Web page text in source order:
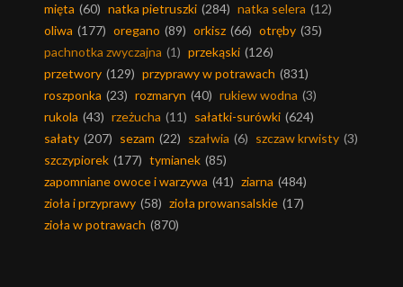
mięta (60) natka pietruszki (284) natka selera (12)
oliwa (177) oregano (89) orkisz (66) otręby (35)
pachnotka zwyczajna (1) przekąski (126)
przetwory (129) przyprawy w potrawach (831)
roszponka (23) rozmaryn (40) rukiew wodna (3)
rukola (43) rzeżucha (11) sałatki-surówki (624)
sałaty (207) sezam (22) szałwia (6) szczaw krwisty (3)
szczypiorek (177) tymianek (85)
zapomniane owoce i warzywa (41) ziarna (484)
zioła i przyprawy (58) zioła prowansalskie (17)
zioła w potrawach (870)